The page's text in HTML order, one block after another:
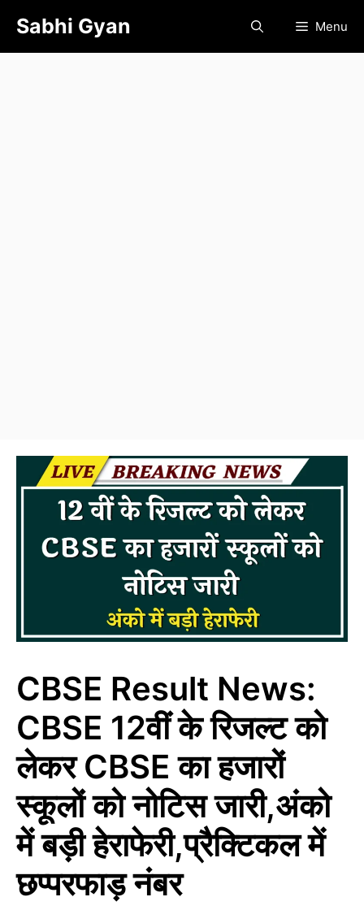
content
Sabhi Gyan Menu
CBSE Result News:
CBSE 12वीं के रिजल्ट को
लेकर CBSE का हजारों
स्कूलों को नोटिस जारी,अंको
में बड़ी हेराफेरी,प्रैक्टिकल में
छप्परफाड़ नंबर